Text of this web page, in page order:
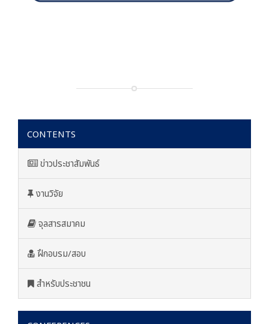
CONTENTS
ข่าวประชาสัมพันธ์
งานวิจัย
จุลสารสมาคม
ฝึกอบรม/สอบ
สำหรับประชาชน